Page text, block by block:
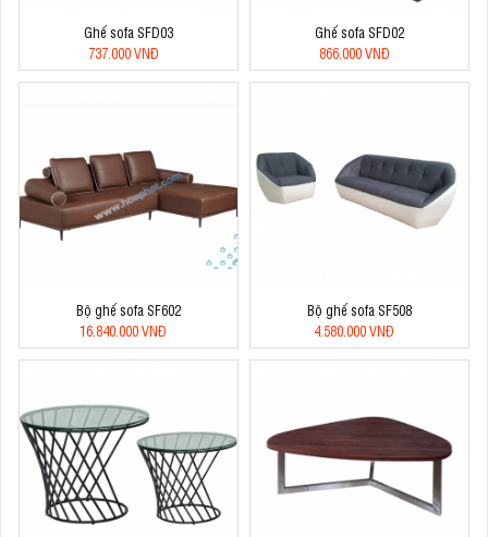
Ghế sofa SFD03
737.000 VNĐ
Ghế sofa SFD02
866.000 VNĐ
Bộ ghế sofa SF602
16.840.000 VNĐ
Bộ ghế sofa SF508
4.580.000 VNĐ